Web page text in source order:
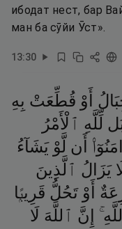
ибодат нест, бар
ман ба сӯйи Ӯст».
13:30
أَوْ قُطِّعَتْ بِهِ
لِّلَّهِ ٱلْأَمْرُ
أَن لَّوْ يَشَآءُ
يَزَالُ ٱلَّذِينَ
أَوْ تَحُلُّ قَرِيبًۭا
إِنَّ ٱللَّهَ لَا